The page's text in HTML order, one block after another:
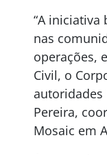
“A iniciativa
nas
operações,
Civil, o
autoridades
Pereira,
Mosaic em